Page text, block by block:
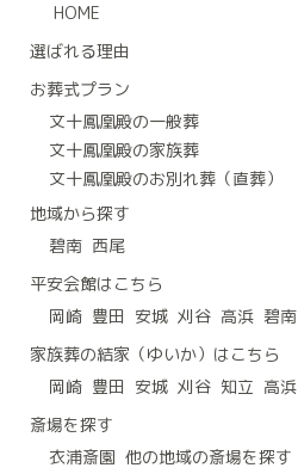
HOME
選ばれる理由
お葬式プラン
文十鳳凰殿の一般葬
文十鳳凰殿の家族葬
文十鳳凰殿のお別れ葬（直葬）
地域から探す
碧南 西尾
平安会館はこちら
岡崎 豊田 安城 刈谷 高浜 碧南
家族葬の結家（ゆいか）はこちら
岡崎 豊田 安城 刈谷 知立 高浜
斎場を探す
衣浦斎園 他の地域の斎場を探す